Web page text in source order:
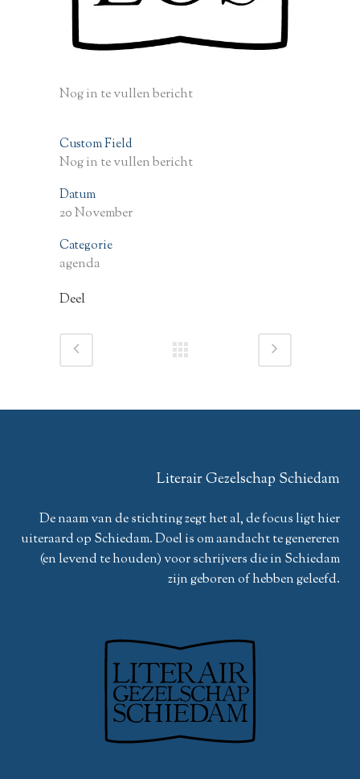
Nog in te vullen bericht
Custom Field
Nog in te vullen bericht
Datum
20 November
Categorie
agenda
Deel
Literair Gezelschap Schiedam
De naam van de stichting zegt het al, de focus ligt hier
uiteraard op Schiedam. Doel is om aandacht te genereren
(en levend te houden) voor schrijvers die in Schiedam
zijn geboren of hebben geleefd.